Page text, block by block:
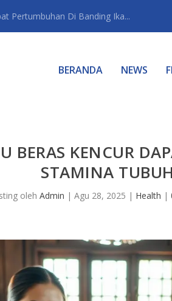
Pertumbuhan Di Banding Ika...
BERANDA NEWS
BERAS KENCUR
STAMINA TUBUH
oleh Admin | Agu 28, 2025 | Health |